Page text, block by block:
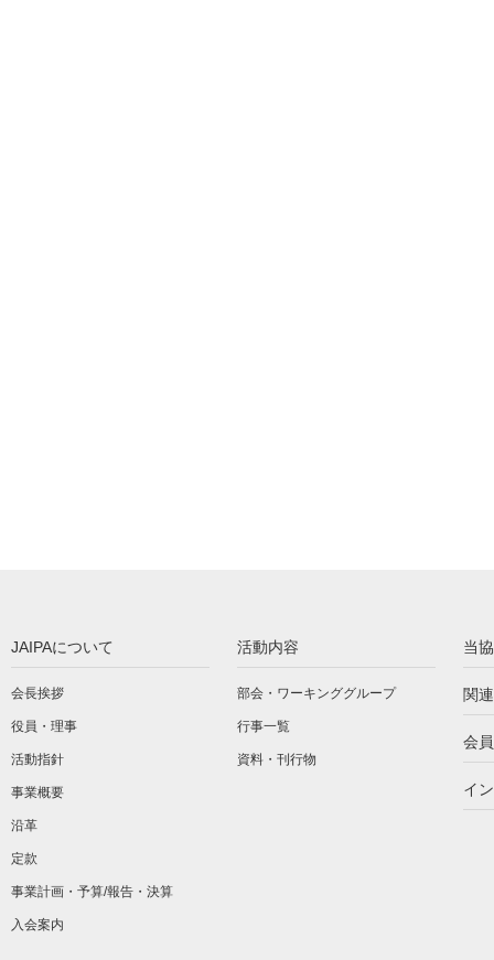
JAIPAについて
会長挨拶
役員・理事
活動指針
事業概要
沿革
定款
事業計画・予算/報告・決算
入会案内
活動内容
部会・ワーキンググループ
行事一覧
資料・刊行物
当
関
会
イ